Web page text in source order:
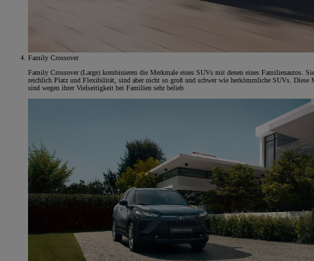
Family Crossover
Family Crossover (Large) kombinieren die Merkmale eines SUVs mit denen eines Familienautos.
reichlich Platz und Flexibilität, sind aber nicht so groß und schwer wie herkömmliche SUVs. Diese
sind wegen ihrer Vielseitigkeit bei Familien sehr belieb